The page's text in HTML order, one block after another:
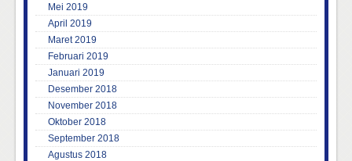
Mei 2019
April 2019
Maret 2019
Februari 2019
Januari 2019
Desember 2018
November 2018
Oktober 2018
September 2018
Agustus 2018